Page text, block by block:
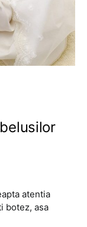
atentia
botez, asa